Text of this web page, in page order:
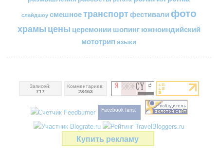
слайдшоу смешноетранспортфестивали фото
храмы цены церемонии шопингюжноиндийский
мототрип языки
Записей:
717
Комментариев:
28463
Facebook fans:
Купить рекламу